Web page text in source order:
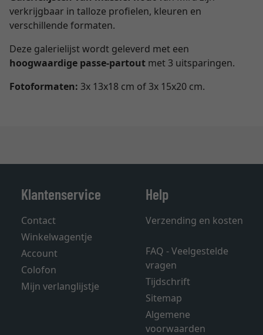
verkrijgbaar in talloze profielen, kleuren en
verschillende formaten.
Deze galerielijst wordt geleverd met een
hoogwaardige passe-partout met 3 uitsparingen.
Fotoformaten: 3x 13x18 cm of 3x 15x20 cm.
Klantenservice
Contact
Winkelwagentje
Account
Colofon
Mijn verlanglijstje
Help
Verzending en kosten
FAQ - Veelgestelde
vragen
Tijdschrift
Sitemap
Algemene
voorwaarden